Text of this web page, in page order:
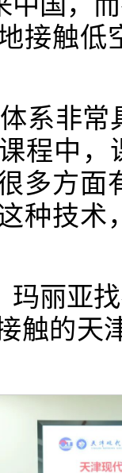
接触低
系非
程中
多方
种技术
玛丽亚
触的天